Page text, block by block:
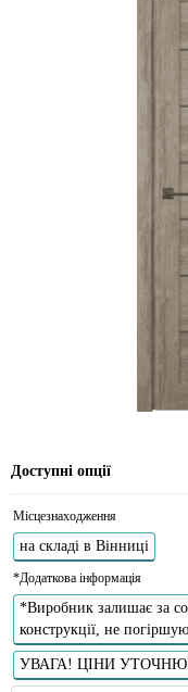
Доступні опції
Місцезнаходження
на складі в Вінниці
*Додаткова інформація
*Виробник залишає за
конструкції, не
УВАГА! ЦІНИ